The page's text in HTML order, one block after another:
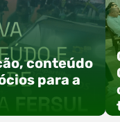
conteúdo
para a